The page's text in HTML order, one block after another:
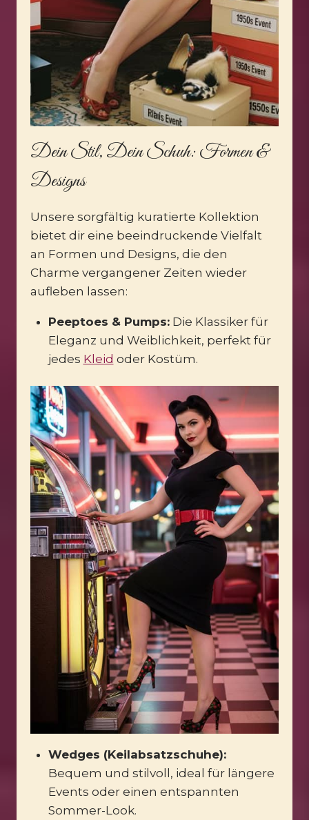
Dein Stil, Dein Schuh: Formen &
Designs
Unsere sorgfältig kuratierte Kollektion
bietet dir eine beeindruckende Vielfalt
an Formen und Designs, die den
Charme vergangener Zeiten wieder
aufleben lassen:
Peeptoes & Pumps:Die Klassiker für
Eleganz und Weiblichkeit, perfekt für
jedes Kleid oder Kostüm.
Wedges (Keilabsatzschuhe):
Bequem und stilvoll, ideal für längere
Events oder einen entspannten
Sommer-Look.